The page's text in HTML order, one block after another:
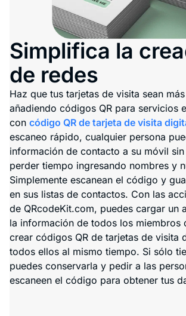
Simplifica la
de redes
Haz que tus tarjetas de visita sean
añadiendo códigos QR para servicios
con código QR de tarjeta de visita
escaneo rápido, cualquier persona
información de contacto a su móvil
perder tiempo ingresando nombres y
Simplemente escanean el código y
en sus listas de contactos. Con las
de QRcodeKit.com, puedes cargar un
la información de todos los miembros
crear códigos QR de tarjetas de visita
todos ellos al mismo tiempo. Si sólo
puedes conservarla y pedir a las
escaneen el código para obtener tus